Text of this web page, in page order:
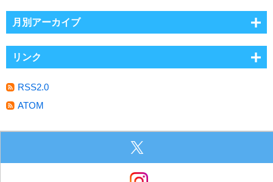
月別アーカイブ
リンク
RSS2.0
ATOM